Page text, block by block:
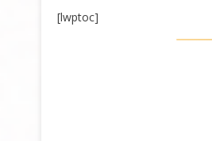
[lwptoc]